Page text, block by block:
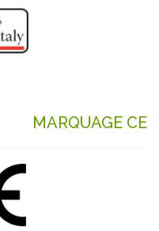
MARQUAGE CE